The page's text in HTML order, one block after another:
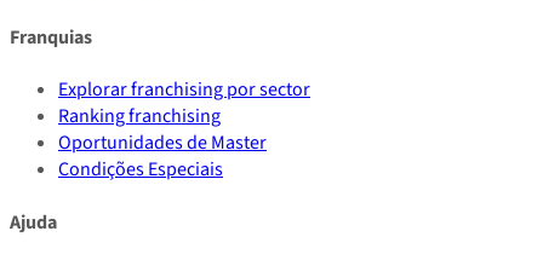
Franquias
Explorar franchising por sector
Ranking franchising
Oportunidades de Master
Condições Especiais
Ajuda